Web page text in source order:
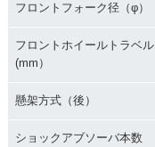
フロントフォーク径（φ）
フロントホイールトラベル
(mm）
懸架方式（後）
ショックアブソーバ本数